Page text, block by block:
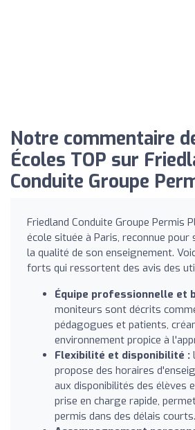
Notre commentaire
Écoles TOP sur
Conduite Groupe
Friedland Conduite Groupe Permis
école située à Paris, reconnue pour
la qualité de son enseignement.
forts qui ressortent des avis des
Équipe professionnelle et
moniteurs sont décrits
pédagogues et patients,
environnement propice à
Flexibilité et disponibilité :
propose des horaires
aux disponibilités des élèves
prise en charge rapide,
permis dans des délais courts.